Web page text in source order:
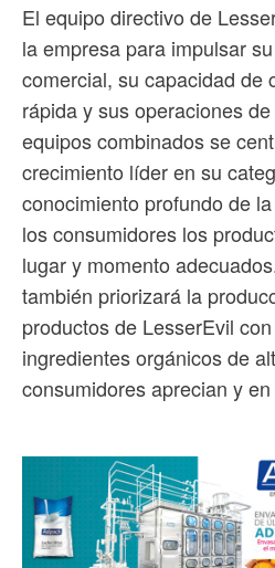
El equipo directivo de
la empresa para impulsar
comercial, su capacidad de
rápida y sus operaciones
equipos combinados se
crecimiento líder en su
conocimiento profundo de
los consumidores los
lugar y momento
también priorizará la
productos de LesserEvil
ingredientes orgánicos de
consumidores aprecian y